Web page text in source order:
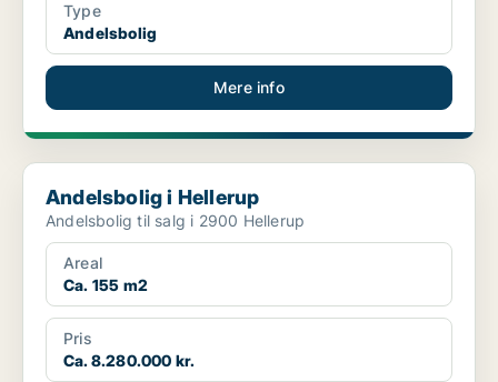
Type
Andelsbolig
Mere info
Andelsbolig i Hellerup
Andelsbolig i Hellerup
Andelsbolig til salg i 2900 Hellerup
Areal
Ca. 155 m2
Pris
Ca. 8.280.000 kr.